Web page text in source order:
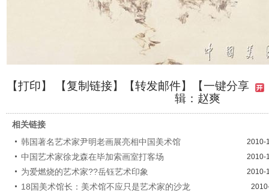
【打印】 【复制链接】【转发邮件】
【一键分享
辑：赵爽
相关链接
韩国著名艺术家尹明老画展亮相中国美术馆
2010-
中国艺术家徐龙森在毕加索画室打客场 2010-
为爱燃烧的艺术家??岳钰艺术印象 2010-
18国美术馆长：美术馆不应只是艺术家的沙龙